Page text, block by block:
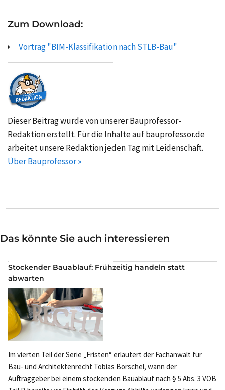
Zum Download:
Vortrag "BIM-Klassifikation nach STLB-Bau"
Dieser Beitrag wurde von unserer Bauprofessor-
Redaktion erstellt. Für die Inhalte auf bauprofessor.de
arbeitet unsere Redaktion jeden Tag mit Leidenschaft.
Über Bauprofessor »
Das könnte Sie auch interessieren
Stockender Bauablauf: Frühzeitig handeln statt
abwarten
Im vierten Teil der Serie „Fristen“ erläutert der Fachanwalt für
Bau- und Architektenrecht Tobias Borschel, wann der
Auftraggeber bei einem stockenden Bauablauf nach § 5 Abs. 3 VOB